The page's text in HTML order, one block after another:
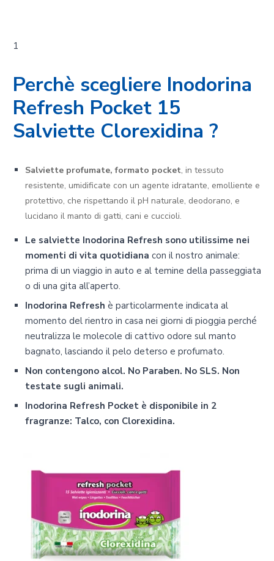
1
Perchè scegliere Inodorina
Refresh Pocket 15
Salviette Clorexidina ?
Salviette profumate, formato pocket, in tessuto
resistente, umidificate con un agente idratante, emolliente e
protettivo, che rispettando il pH naturale, deodorano, e
lucidano il manto di gatti, cani e cuccioli.
Le salviette Inodorina Refresh sono utilissime nei
momenti di vita quotidiana con il nostro animale:
prima di un viaggio in auto e al temine della passeggiata
o di una gita all’aperto.
Inodorina Refresh è particolarmente indicata al
momento del rientro in casa nei giorni di pioggia perché
neutralizza le molecole di cattivo odore sul manto
bagnato, lasciando il pelo deterso e profumato.
Non contengono alcol. No Paraben. No SLS. Non
testate sugli animali.
Inodorina Refresh Pocket è disponibile in 2
fragranze: Talco, con Clorexidina.